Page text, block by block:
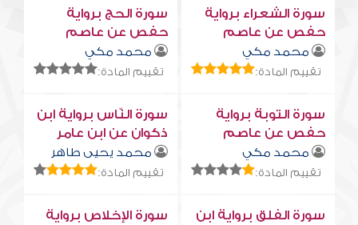
سورة الشعراء برواية
حفص عن عاصم
محمد مكي
تقييم المادة:
سورة الحج برواية
حفص عن عاصم
محمد مكي
تقييم المادة:
سورة التوبة برواية
حفص عن عاصم
محمد مكي
تقييم المادة:
سورة النّاس برواية ابن
ذكوان عن ابن عامر
محمد يحيى طاهر
تقييم المادة:
سورة الفلق برواية ابن
سورة الإخلاص برواية